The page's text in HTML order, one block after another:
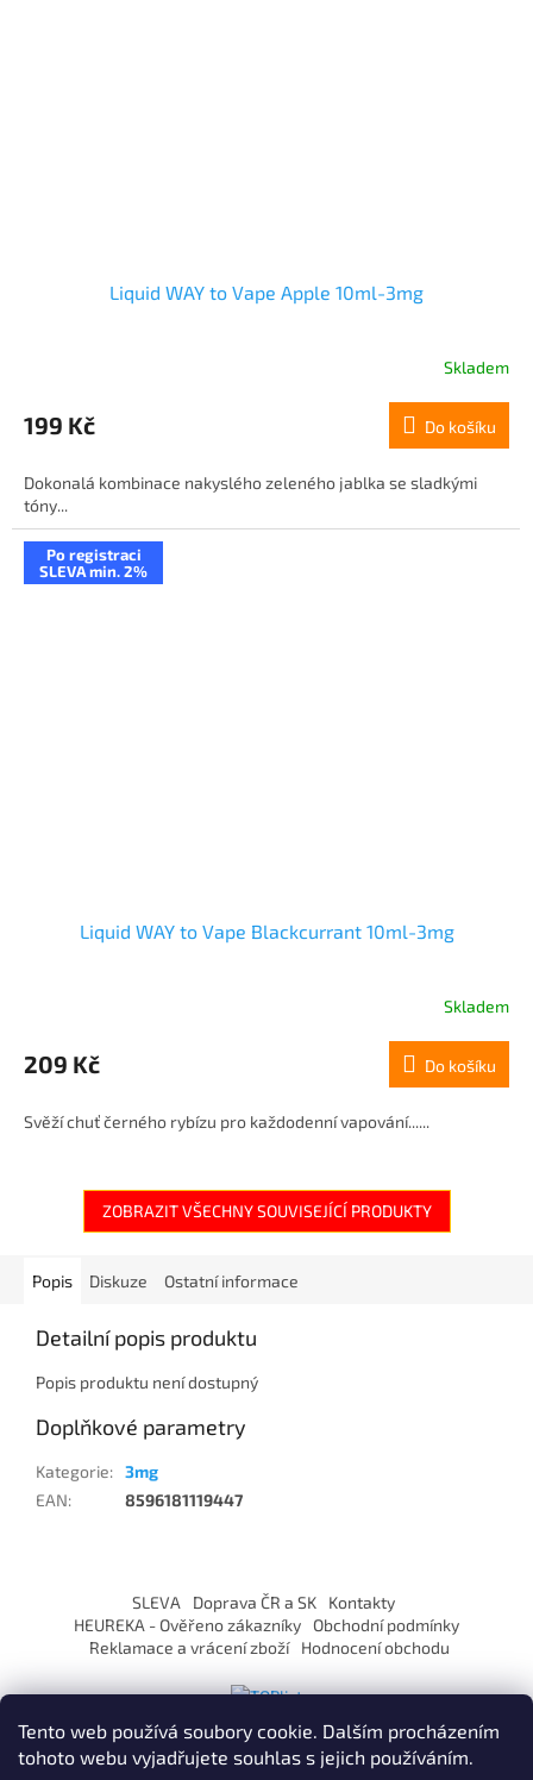
Tento web používá soubory cookie. Dalším procházením
tohoto webu vyjadřujete souhlas s jejich používáním.
Liquid WAY to Vape Apple 10ml-3mg
Skladem
199 Kč Do košíku
Dokonalá kombinace nakyslého zeleného jablka se sladkými
tóny...
Po registraci
SLEVA min. 2%
Liquid WAY to Vape Blackcurrant 10ml-3mg
Skladem
209 Kč Do košíku
Svěží chuť černého rybízu pro každodenní vapování......
ZOBRAZIT VŠECHNY SOUVISEJÍCÍ PRODUKTY
Popis Diskuze Ostatní informace
Detailní popis produktu
Popis produktu není dostupný
Doplňkové parametry
Kategorie: 3mg
EAN: 8596181119447
í
SLEVA Doprava ČR a SK
Kontakty
HEUREKA - Ověřeno zákazníky
Obchodní podmínky
Reklamace a vrácení zboží
Hodnocení obchodu